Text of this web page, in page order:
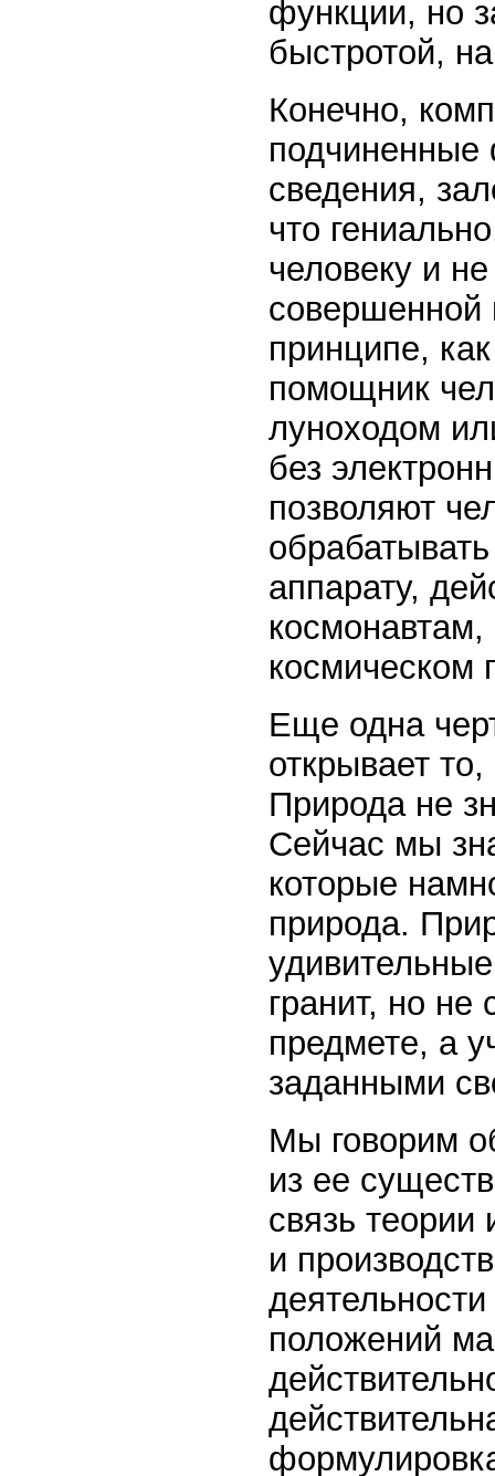
функции, но
быстротой,
Конечно,
подчиненные
сведения,
что
человеку и
принципе,
помощник
луноходом
без
позволяют
аппарату,
космическом
Еще одна
открывает
Природа не
Сейчас мы
которые
природа.
гранит, но не
предмете, а
заданными
Мы говорим
из ее
связь теории
и
положений